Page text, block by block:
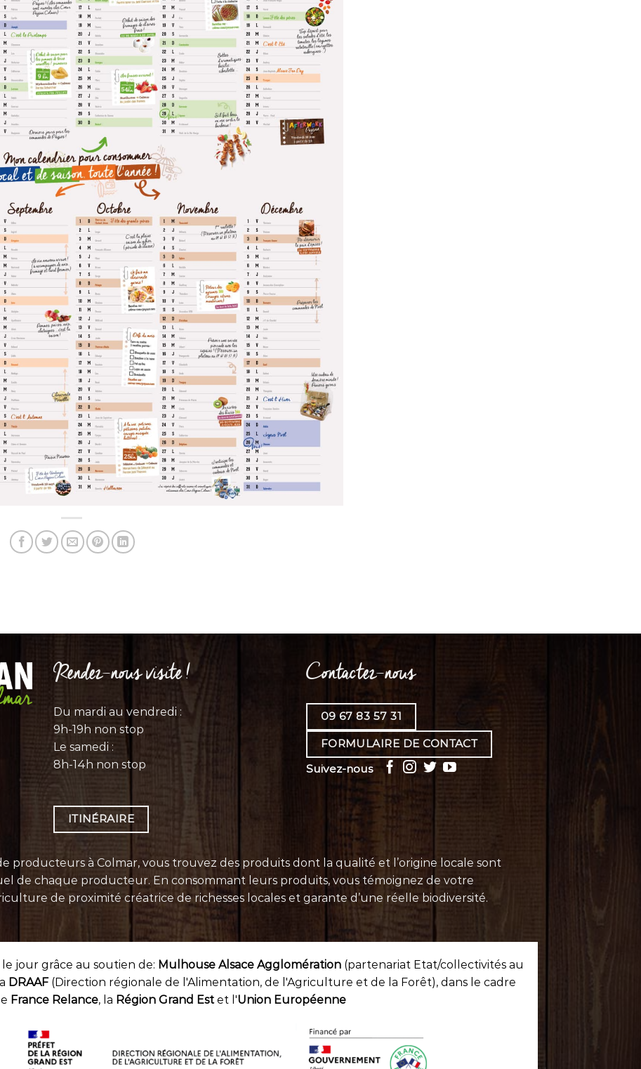
Rendez-nous visite !
Du mardi au vendredi :
9h-19h non stop
Le samedi :
8h-14h non stop
ITINÉRAIRE
Contactez-nous
09 67 83 57 31
FORMULAIRE DE CONTACT
Suivez-nous
producteurs à Colmar, vous trouvez des produits dont la qualité et l’origine locale sont
de chaque producteur. En consommant leurs produits, vous témoignez de votre
de proximité créatrice de richesses locales et garante d’une réelle biodiversité.
jour grâce au soutien de: Mulhouse Alsace Agglomération (partenariat Etat/collectivités au
DRAAF (Direction régionale de l'Alimentation, de l'Agriculture et de la Forêt), dans le cadre
France Relance, la Région Grand Estet l'Union Européenne